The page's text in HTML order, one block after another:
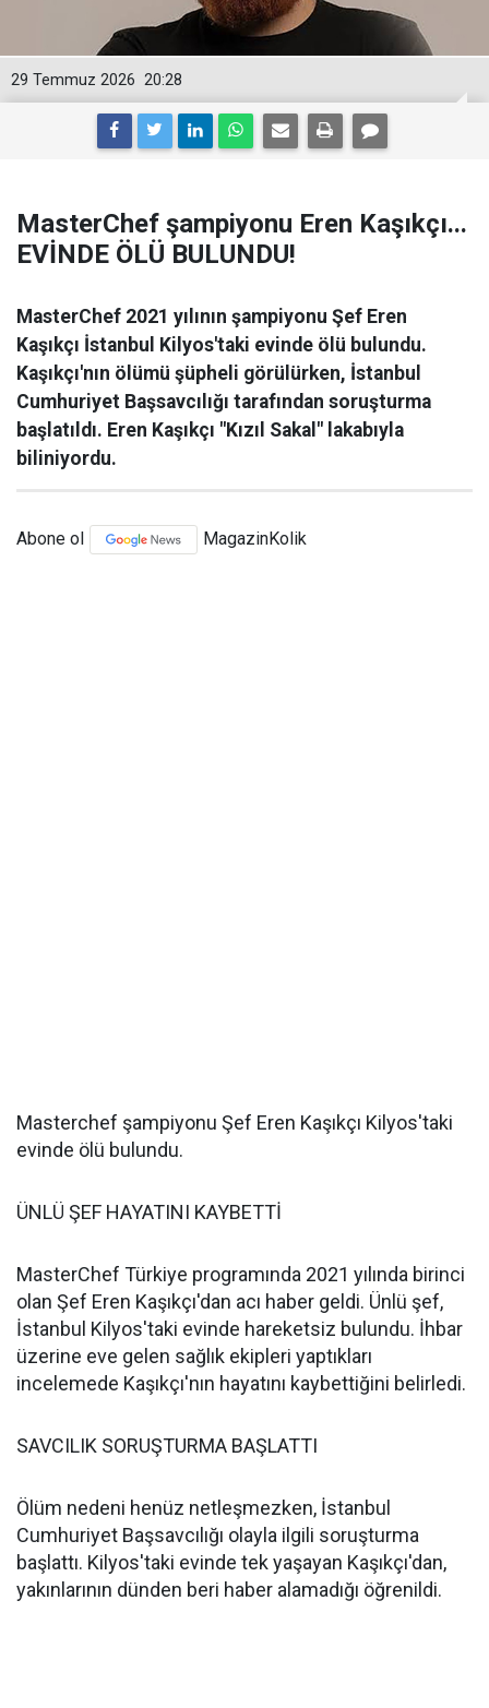
20:28
29 Temmuz 2026
MasterChef şampiyonu Eren Kaşıkçı...
EVİNDE ÖLÜ BULUNDU!
MasterChef 2021 yılının şampiyonu Şef Eren
Kaşıkçı İstanbul Kilyos'taki evinde ölü bulundu.
Kaşıkçı'nın ölümü şüpheli görülürken, İstanbul
Cumhuriyet Başsavcılığı tarafından soruşturma
başlatıldı. Eren Kaşıkçı "Kızıl Sakal" lakabıyla
biliniyordu.
Abone ol MagazinKolik
Masterchef şampiyonu Şef Eren Kaşıkçı Kilyos'taki
evinde ölü bulundu.
ÜNLÜ ŞEF HAYATINI KAYBETTİ
MasterChef Türkiye programında 2021 yılında birinci
olan Şef Eren Kaşıkçı'dan acı haber geldi. Ünlü şef,
İstanbul Kilyos'taki evinde hareketsiz bulundu. İhbar
üzerine eve gelen sağlık ekipleri yaptıkları
incelemede Kaşıkçı'nın hayatını kaybettiğini belirledi.
SAVCILIK SORUŞTURMA BAŞLATTI
Ölüm nedeni henüz netleşmezken, İstanbul
Cumhuriyet Başsavcılığı olayla ilgili soruşturma
başlattı. Kilyos'taki evinde tek yaşayan Kaşıkçı'dan,
yakınlarının dünden beri haber alamadığı öğrenildi.